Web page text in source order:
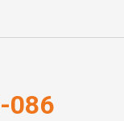
086